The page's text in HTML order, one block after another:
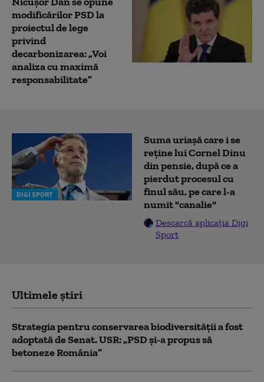
modificărilor PSD la
proiectul de lege
privind
decarbonizarea: „Voi
analiza cu maximă
responsabilitate”
DIGI SPORT
Suma uriașă care i se
reține lui Cornel Dinu
din pensie, după ce a
pierdut procesul cu
finul său, pe care l-a
numit "canalie"
Descarcă aplicația Digi
Sport
Ultimele știri
Strategia pentru conservarea biodiversității a fost
adoptată de Senat. USR: „PSD și-a propus să
betoneze România”